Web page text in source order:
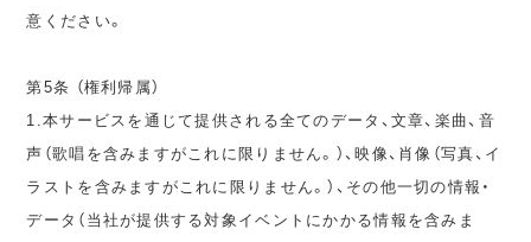
意ください。
第5条 （権利帰属）
1.本サービスを通じて提供される全てのデータ、文章、楽曲、音
声（歌唱を含みますがこれに限りません。）、映像、肖像（写真、イ
ラストを含みますがこれに限りません。）、その他一切の情報・
データ（当社が提供する対象イベントにかかる情報を含みま